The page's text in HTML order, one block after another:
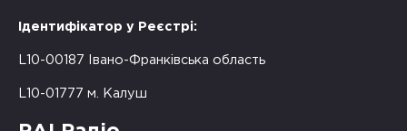
Ідентифікатор у Реєстрі:
L10-00187 Івано-Франківська область
L10-01777 м. Калуш